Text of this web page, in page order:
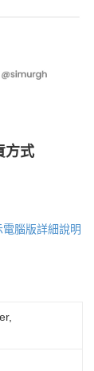
方式
電腦版詳細說明